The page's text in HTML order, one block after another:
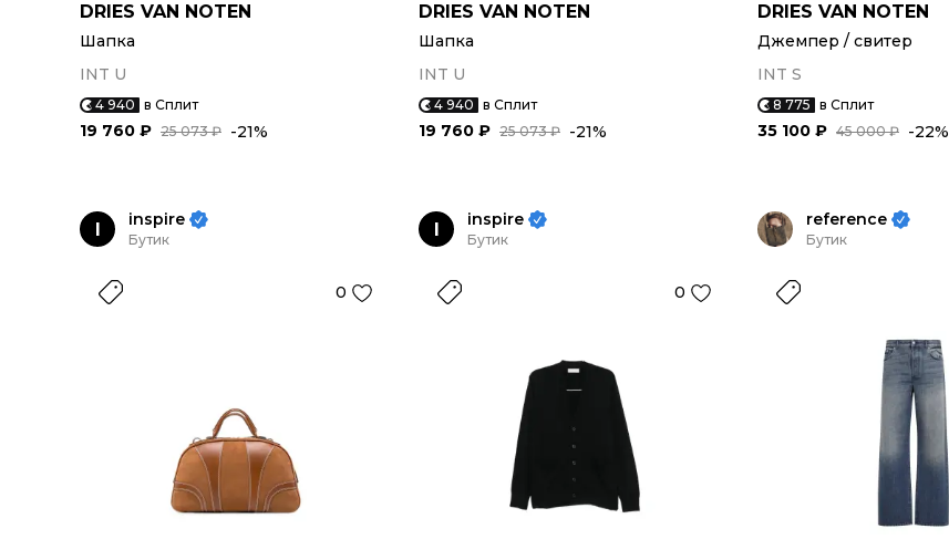
DRIES VAN NOTEN
Шапка
INT U
4 940 в Сплит
25 073 ₽
19 760 ₽ -21%
DRIES VAN NOTEN
Шапка
INT U
4 940 в Сплит
25 073 ₽
19 760 ₽ -21%
DRIES VAN NOTEN
Джемпер / свитер
INT S
8 775 в Сплит
45 000 ₽
35 100 ₽ -22%
I inspire
Бутик
0
I inspire
Бутик
0
reference
Бутик